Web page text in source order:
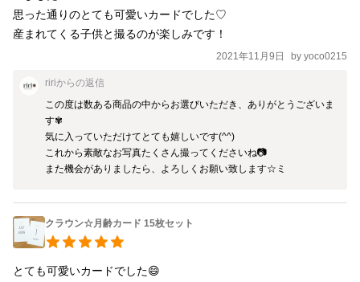
思った通りのとても可愛いカードでした♡
産まれてくる子供と撮るのが楽しみです！
2021年11月9日 by yoco0215
ririからの返信
この度は数ある商品の中からお選びいただき、ありがとうございま
す✾
気に入っていただけてとても嬉しいです(^^)
これから素敵なお写真たくさん撮ってくださいね📷
また機会がありましたら、よろしくお願い致します☆ミ
クラウン☆月齢カード 15枚セット
とても可愛いカードでした😄